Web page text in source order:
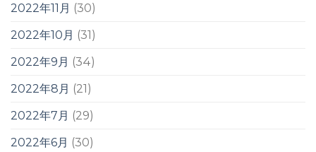
2022年11月 (30)
2022年10月 (31)
2022年9月 (34)
2022年8月 (21)
2022年7月 (29)
2022年6月 (30)